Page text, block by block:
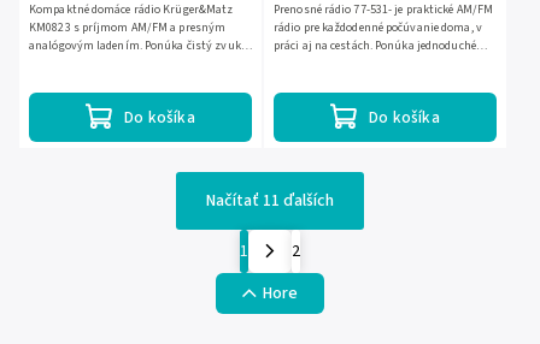
Do košíka
Kompaktné domáce rádio Krüger&Matz
KM0823 s príjmom AM/FM a presným
analógovým ladením. Ponúka čistý zvuk
Do košíka
Prenosné rádio 77-531- je praktické AM/FM
rádio pre každodenné počúvanie doma, v
práci aj na cestách. Ponúka jednoduché
Načítať 11 ďalších
1
2
Hore